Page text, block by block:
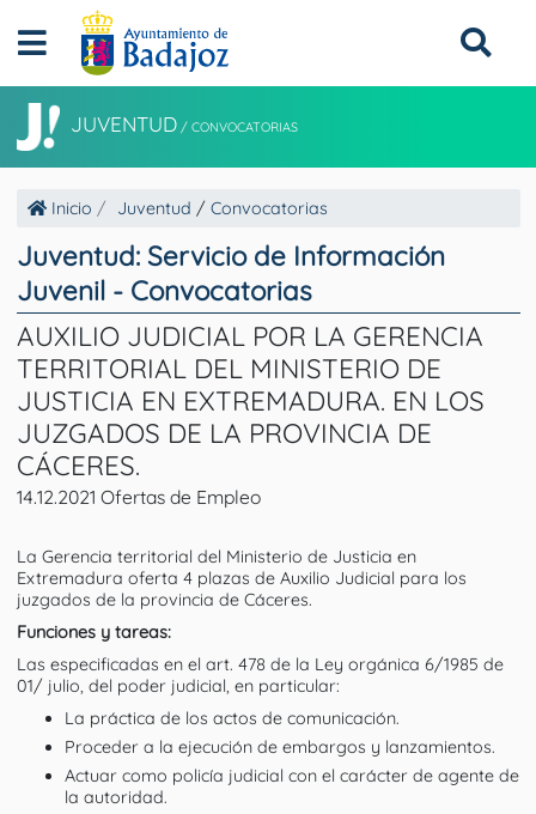
JUVENTUD / CONVOCATORIAS
Inicio Juventud / Convocatorias
Juventud: Servicio de Información
Juvenil - Convocatorias
AUXILIO JUDICIAL POR LA GERENCIA
TERRITORIAL DEL MINISTERIO DE
JUSTICIA EN EXTREMADURA. EN LOS
JUZGADOS DE LA PROVINCIA DE
CÁCERES.
14.12.2021 Ofertas de Empleo
La Gerencia territorial del Ministerio de Justicia en
Extremadura oferta 4 plazas de Auxilio Judicial para los
juzgados de la provincia de Cáceres.
Funciones y tareas:
Las especificadas en el art. 478 de la Ley orgánica 6/1985 de
01/ julio, del poder judicial, en particular:
La práctica de los actos de comunicación.
Proceder a la ejecución de embargos y lanzamientos.
Actuar como policía judicial con el carácter de agente de
la autoridad.